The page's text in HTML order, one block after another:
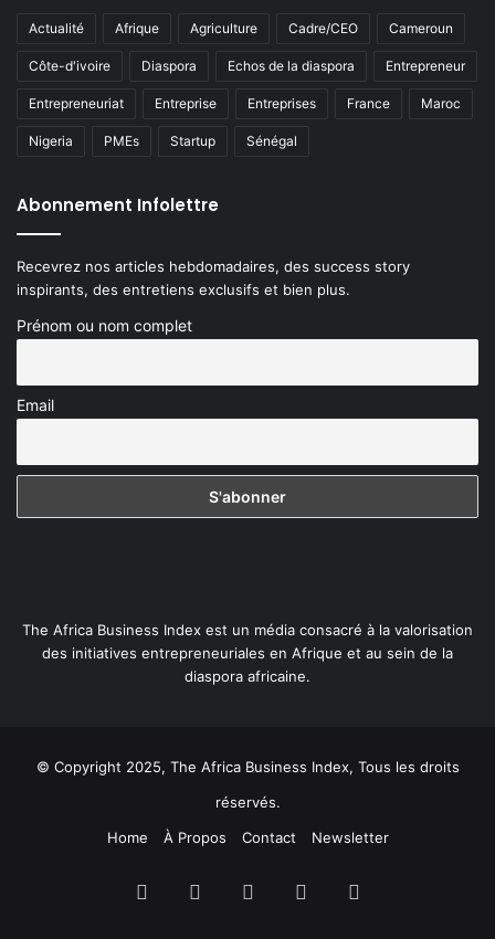
Actualité Afrique Agriculture Cadre/CEO Cameroun
Côte-d'ivoire Diaspora Echos de la diaspora Entrepreneur
Entrepreneuriat Entreprise Entreprises France Maroc
Nigeria PMEs Startup Sénégal
Abonnement Infolettre
Recevrez nos articles hebdomadaires, des success story
inspirants, des entretiens exclusifs et bien plus.
Prénom ou nom complet
Email
The Africa Business Index est un média consacré à la valorisation
des initiatives entrepreneuriales en Afrique et au sein de la
diaspora africaine.
© Copyright 2025, The Africa Business Index, Tous les droits
réservés.
Home
À Propos Contact Newsletter
Facebook LinkedinYouTube